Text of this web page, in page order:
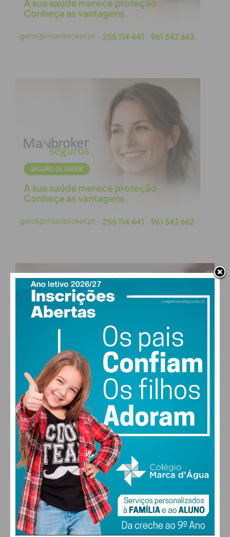
PAÇOS DE FERREIRA
24°
clear sky
53% humidade
MAX 24 • MIN 24
30°
QUI
30
SEX
29
SÁB
28
DOM
FARMACIAS DE SERVIÇO EM PAÇOS DE
FERREIRA